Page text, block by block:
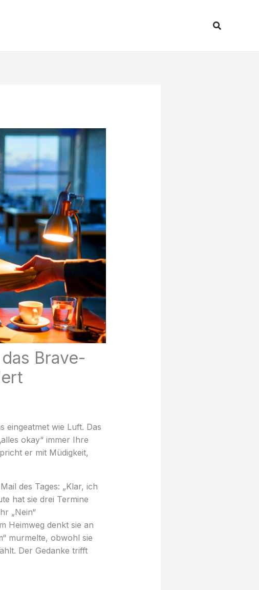
Search
Brave-
eingeatmet wie Luft. Das
okay“ immer Ihre
er mit Müdigkeit,
des Tages: „Klar, ich
hat sie drei Termine
„Nein“
Heimweg denkt sie an
murmelte, obwohl sie
Der Gedanke trifft